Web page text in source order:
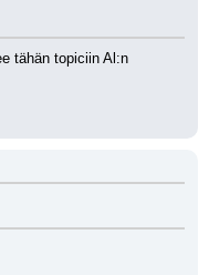
tähän topiciin Al:n